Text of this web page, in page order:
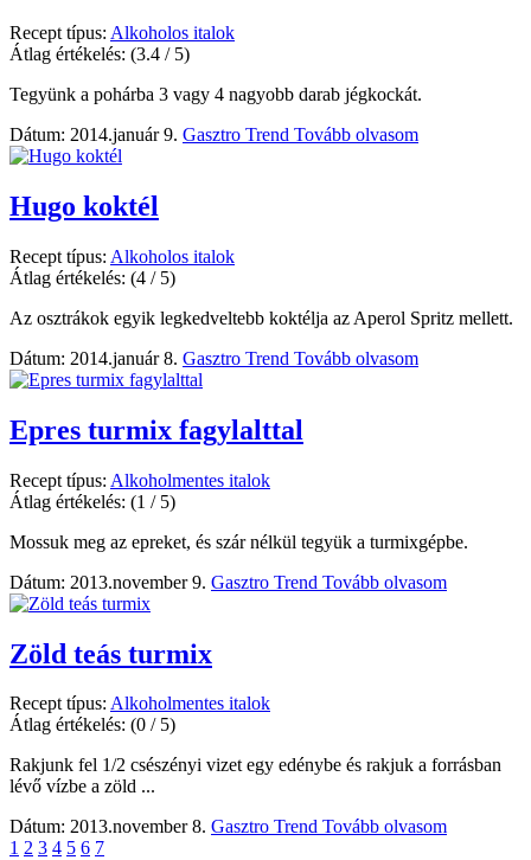
Recept típus: Alkoholos italok
Átlag értékelés: (3.4 / 5)
Tegyünk a pohárba 3 vagy 4 nagyobb darab jégkockát.
Dátum: 2014.január 9. Gasztro Trend Tovább olvasom
Hugo koktél
Recept típus: Alkoholos italok
Átlag értékelés: (4 / 5)
Az osztrákok egyik legkedveltebb koktélja az Aperol Spritz mellett.
Dátum: 2014.január 8. Gasztro Trend Tovább olvasom
Epres turmix fagylalttal
Recept típus: Alkoholmentes italok
Átlag értékelés: (1 / 5)
Mossuk meg az epreket, és szár nélkül tegyük a turmixgépbe.
Dátum: 2013.november 9. Gasztro Trend Tovább olvasom
Zöld teás turmix
Recept típus: Alkoholmentes italok
Átlag értékelés: (0 / 5)
Rakjunk fel 1/2 csészényi vizet egy edénybe és rakjuk a forrásban
lévő vízbe a zöld ...
Dátum: 2013.november 8. Gasztro Trend Tovább olvasom
1 2 3 4 5 6 7